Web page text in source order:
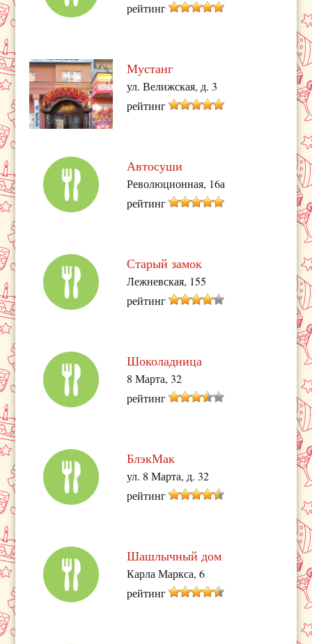
рейтинг
Мустанг
ул. Велижская, д. 3
рейтинг
Автосуши
Революционная, 16а
рейтинг
Старый замок
Лежневская, 155
рейтинг
Шоколадница
8 Марта, 32
рейтинг
БлэкМак
ул. 8 Марта, д. 32
рейтинг
Шашлычный дом
Карла Маркса, 6
рейтинг